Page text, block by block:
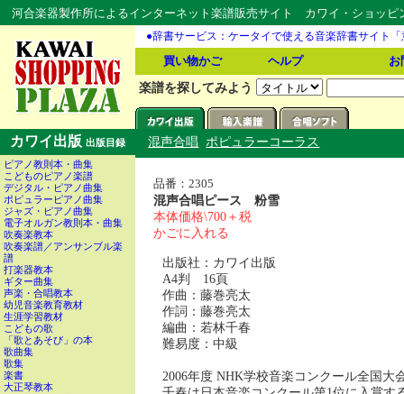
河合楽器製作所によるインターネット楽譜販売サイト カワイ・ショッ
●辞書サービス：ケータイで使える音楽辞書サイト
買い物かご ヘルプ お
楽譜を探してみよう
カワイ出版 出版目録
ピアノ教則本・曲集
こどものピアノ楽譜
デジタル・ピアノ曲集
ポピュラーピアノ曲集
ジャズ・ピアノ曲集
電子オルガン教則本・曲集
吹奏楽教本
吹奏楽譜／アンサンブル楽
譜
打楽器教本
ギター曲集
声楽・合唱教本
幼児音楽教育教材
生涯学習教材
こどもの歌
「歌とあそび」の本
歌曲集
歌集
楽書
大正琴教本
混声合唱 ポピュラーコーラス
品番：2305
混声合唱ピース 粉雪
本体価格\700＋税
かごに入れる
出版社：カワイ出版
A4判 16頁
作曲：藤巻亮太
作詞：藤巻亮太
編曲：若林千春
難易度：中級
2006年度 NHK学校音楽コンクール全国